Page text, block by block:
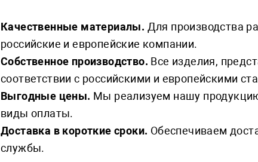
Качественные материалы. Для производства
российские и европейские компании.
Собственное производство. Все изделия,
соответствии с российскими и европейскими
Выгодные цены. Мы реализуем нашу
виды оплаты.
Доставка в короткие сроки. Обеспечиваем
службы.